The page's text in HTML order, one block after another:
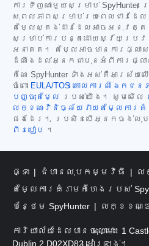
ការទិញណាមួយសម្រាប់ SpyHunter
សុពលភាពសម្រាប់រយៈពេលជាវដែ
តម្លៃស្តង់ដារដែលអាចអនុវត្ត
សម្រាប់ការបន្តដោយស្វ័យប្រវ
អនាគត។ តម្លៃអាចមានការផ្លា
ដំណឹងដល់អ្នកជាមុនអំពីការផ្លា
កំណែ SpyHunter ទាំងអស់គឺអាស្
ចំពោះ EULA/TOS គោលការណ៍ឯកជន
បញ្ចុះតម្លៃ
របស់យើង។ សូមមើល
លក្ខណៈវិនិច្ឆ័យវាយតម្លៃការគំ
ផងដែរ។ ប្រសិនបើអ្នកចង់លុប
ពីរបៀប ។
ផ្ទះ ជំហានលុបកម្មវិធី
ល
តម្លៃការគំរាមកំហែងរបស់
បន្ថែម SpyHunter
លក្ខខណ្ឌ
ការិយាល័យដែលបានចុះឈ្មោះ៖ 1
Dublin 2 D02XD82 អៀរឡង់។